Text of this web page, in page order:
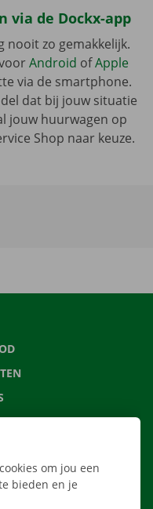
via de Dockx-app
nooit zo gemakkelijk.
Android ofApple
via de smartphone.
dat bij jouw situatie
jouw huurwagen op
Shop naar keuze.
om jou een
bieden en je